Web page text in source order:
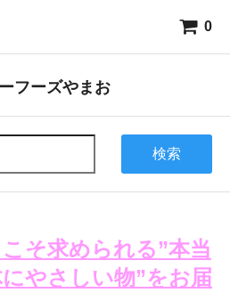
0
フーズやまお
検索
そ求められる”本当
やさしい物”をお届